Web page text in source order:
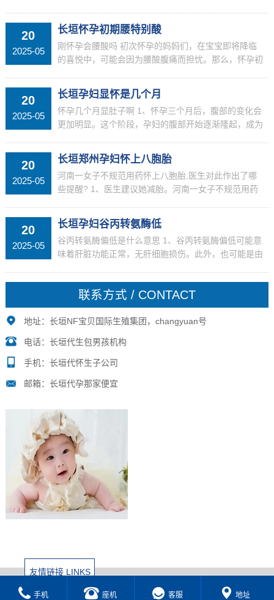
异。除了这些常见症状，孕妇还可能好奇：刚怀孕...
20
2025-05
长垣怀孕初期腰特别酸
刚怀孕会腰酸吗 初次怀孕的妈妈们，在宝宝即将降临
的喜悦中，可能会因为腰酸腹痛而担忧。那么，怀孕初
初期腰酸不一定就是流产的先兆 怀孕初期腰酸疼痛...
20
2025-05
长垣孕妇显怀是几个月
怀孕几个月显肚子啊 1、怀孕三个月后，腹部的变化会
更加明显。这个阶段，孕妇的腹部开始逐渐隆起，成为
时间段更容易地注意到腹部的变化。头三个月和后...
20
2025-05
长垣郑州孕妇怀上八胞胎
河南一女子不规范用药怀上八胞胎,医生对此作出了哪
些提醒? 1、医生建议她减胎。河南一女子不规范用药
女子怀了八胞胎，不是因为自然受孕，而是因为服...
20
2025-05
长垣孕妇谷丙转氨酶低
谷丙转氨酶偏低是什么意思 1、谷丙转氨酶偏低可能意
味着肝脏功能正常，无肝细胞损伤。此外，也可能是由
的。但若是持续偏低或伴随其他症状，则建议进一...
联系方式 / CONTACT
地址：长垣NF宝贝国际生殖集团，changyuan号
电话：长垣代生包男孩机构
手机：长垣代怀生子公司
邮箱：长垣代孕那家便宜
友情链接 LINKS
手机 座机 客服 地址